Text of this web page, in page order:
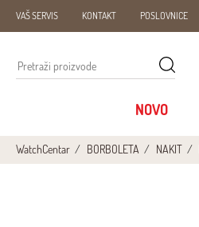
VAŠ SERVIS KONTAKT POSLOVNICE
NOVO
WatchCentar BORBOLETA NAKIT